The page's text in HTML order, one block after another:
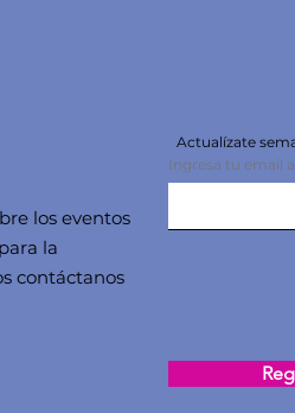
los eventos
la
contáctanos
Actualízate
Ingresa tu email